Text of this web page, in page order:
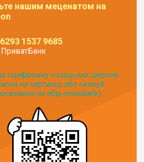
нашим меценатом на
1537 9685
ПриватБанк
оцифровку козацьких церков
на картинці, або скануй
на збір monobank):